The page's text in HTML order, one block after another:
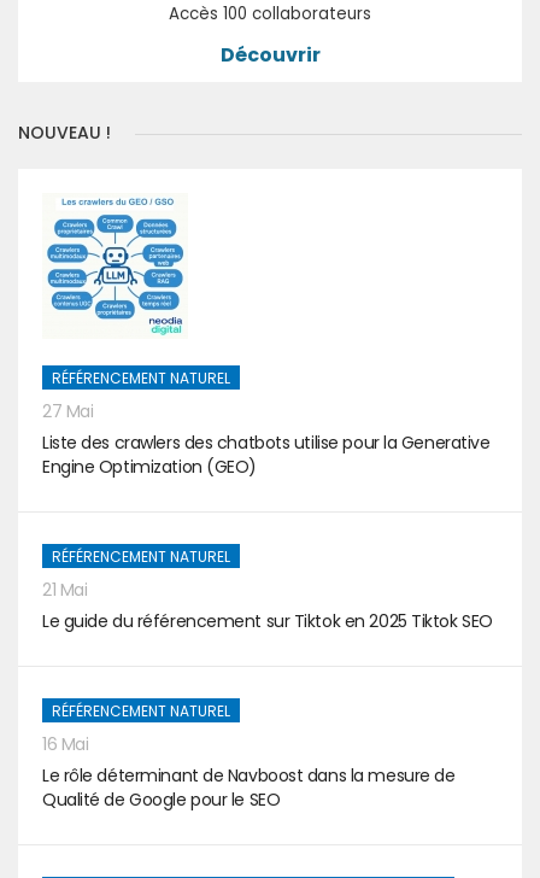
Accès 100 collaborateurs
Découvrir
NOUVEAU !
RÉFÉRENCEMENT NATUREL
27 Mai
Liste des crawlers des chatbots utilise pour la Generative
Engine Optimization (GEO)
RÉFÉRENCEMENT NATUREL
21 Mai
Le guide du référencement sur Tiktok en 2025 Tiktok SEO
RÉFÉRENCEMENT NATUREL
16 Mai
Le rôle déterminant de Navboost dans la mesure de
Qualité de Google pour le SEO